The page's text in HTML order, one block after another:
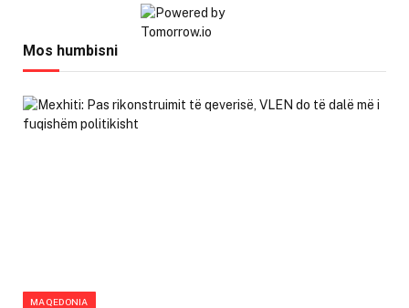
Mos humbisni
MAQEDONIA